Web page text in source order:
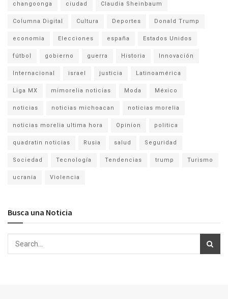
changoonga ciudad Claudia Sheinbaum
Columna Digital Cultura Deportes Donald Trump
economia Elecciones españa Estados Unidos
fútbol gobierno guerra Historia Innovación
Internacional israel justicia Latinoamérica
Liga MX mimorelia noticias Moda México
noticias noticias michoacan noticias morelia
noticias morelia ultima hora Opinion politica
quadratin noticias Rusia salud Seguridad
Sociedad Tecnología Tendencias trump Turismo
ucrania Violencia
Busca una Noticia